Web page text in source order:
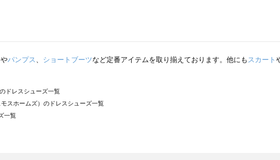
やパンプス ショートブーツなど定番アイテムを取り揃えております。他にも スカート
ドレスシューズ一覧
スホームズ）のドレスシューズ一覧
一覧
イサマンサモスモス）のドレスシューズ一覧